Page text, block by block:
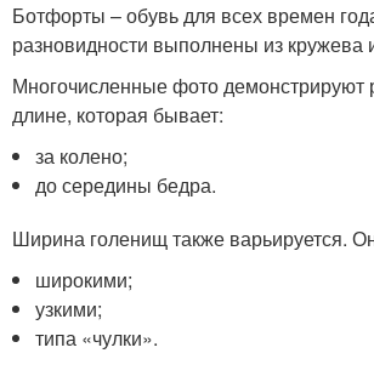
Ботфорты – обувь для всех времен
разновидности выполнены из кружева
Многочисленные фото демонстрируют
длине, которая бывает:
за колено;
до середины бедра.
Ширина голенищ также варьируется.
широкими;
узкими;
типа «чулки».